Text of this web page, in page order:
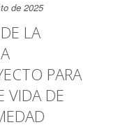
de 2025
LA
PARA
VIDA DE